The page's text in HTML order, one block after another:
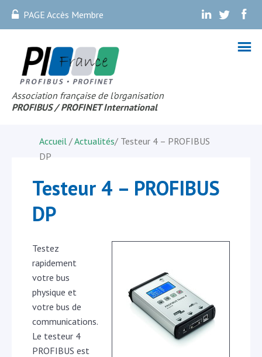
PAGE Accès Membre . . .
Association française de l’organisation
PROFIBUS / PROFINET International
Accueil /Actualités/ Testeur 4 – PROFIBUS
DP
Testeur 4 – PROFIBUS
DP
Testez
rapidement
votre bus
physique et
votre bus de
communications.
Le testeur 4
PROFIBUS est